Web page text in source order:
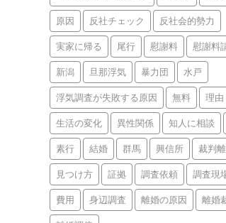
原因 反社チェック 反社会的勢力
実家に帰る 尾行 慰謝料 慰謝料
新潟 旦那浮気 暴力団 水戸
浮気調査が失敗する原因 無料 理由
生活の変化 異性関係 知人に相談
素行 結婚 群馬 興信所 裁判
見つけ方 証拠 調査依頼 調査現
費用 身辺調査 離婚の原因 離婚